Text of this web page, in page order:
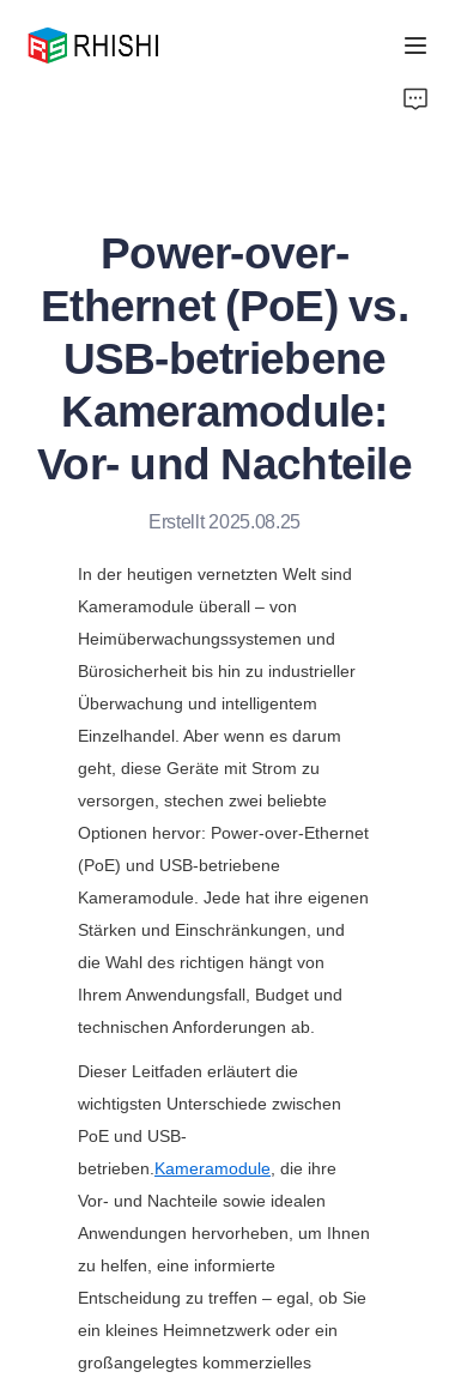
Power-over-
Ethernet (PoE) vs.
USB-betriebene
Kameramodule:
Vor- und Nachteile
Erstellt 2025.08.25
In der heutigen vernetzten Welt sind
Kameramodule überall – von
Heimüberwachungssystemen und
Bürosicherheit bis hin zu industrieller
Überwachung und intelligentem
Einzelhandel. Aber wenn es darum
geht, diese Geräte mit Strom zu
versorgen, stechen zwei beliebte
Optionen hervor: Power-over-Ethernet
(PoE) und USB-betriebene
Kameramodule. Jede hat ihre eigenen
Stärken und Einschränkungen, und
die Wahl des richtigen hängt von
Ihrem Anwendungsfall, Budget und
technischen Anforderungen ab.
Dieser Leitfaden erläutert die
wichtigsten Unterschiede zwischen
PoE und USB-
betrieben.Kameramodule, die ihre
Vor- und Nachteile sowie idealen
Anwendungen hervorheben, um Ihnen
zu helfen, eine informierte
Entscheidung zu treffen – egal, ob Sie
ein kleines Heimnetzwerk oder ein
großangelegtes kommerzielles
About Us
News
Support